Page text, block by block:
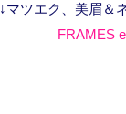
↓マツエク、美眉＆
FRAMES